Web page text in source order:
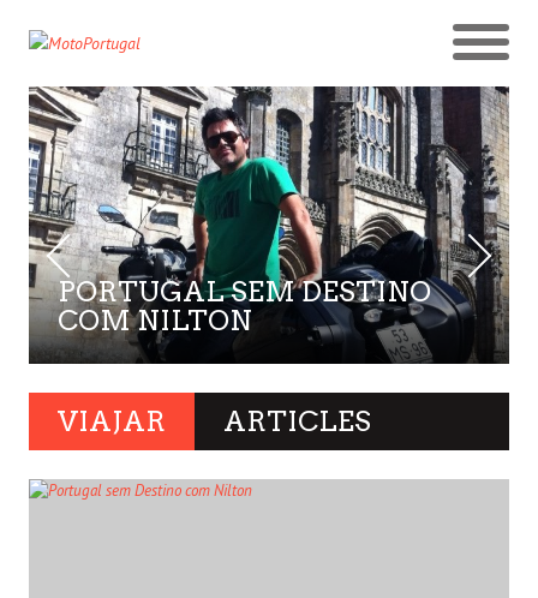
PORTUGAL SEM DESTINO
COM NILTON
VIAJAR ARTICLES